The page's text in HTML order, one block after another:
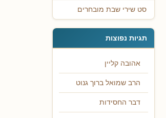
סט שירי שבת מובחרים
תגיות נפוצות
אהובה קליין
הרב שמואל ברוך גנוט
דבר החסידות